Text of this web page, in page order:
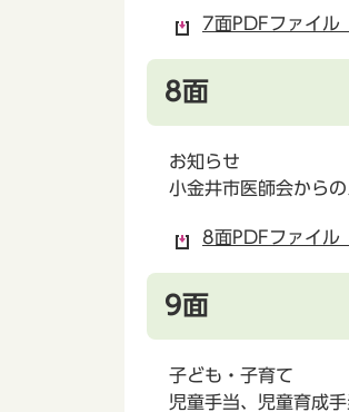
7面PDFファイル
8面
お知らせ
小金井市医師会から
8面PDFファイル
9面
子ども・子育て
児童手当、児童育成